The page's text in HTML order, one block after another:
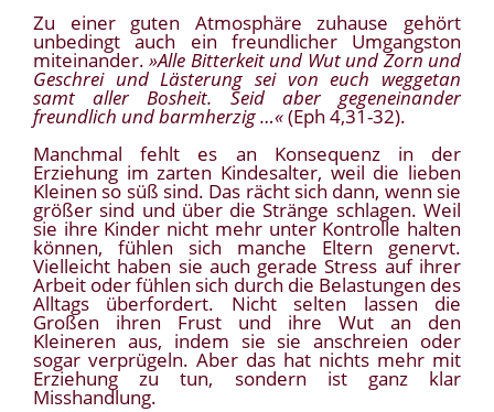
Zu einer guten Atmosphäre zuhause gehört
unbedingt auch ein freundlicher Umgangston
miteinander.»Alle Bitterkeit und Wut und Zorn und
Geschrei und Lästerung sei von euch weggetan
samt aller Bosheit. Seid aber gegeneinander
freundlich und barmherzig …«(Eph 4,31-32).
Manchmal fehlt es an Konsequenz in der
Erziehung im zarten Kindesalter, weil die lieben
Kleinen so süß sind. Das rächt sich dann, wenn sie
größer sind und über die Stränge schlagen. Weil
sie ihre Kinder nicht mehr unter Kontrolle halten
können, fühlen sich manche Eltern genervt.
Vielleicht haben sie auch gerade Stress auf ihrer
Arbeit oder fühlen sich durch die Belastungen des
Alltags überfordert. Nicht selten lassen die
Großen ihren Frust und ihre Wut an den
Kleineren aus, indem sie sie anschreien oder
sogar verprügeln. Aber das hat nichts mehr mit
Erziehung zu tun, sondern ist ganz klar
Misshandlung.